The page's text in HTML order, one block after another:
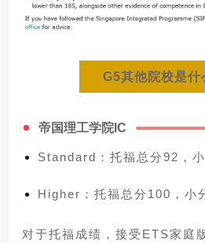
G5其他院校是什
帝国理工学院IC
Standard：托福总分92，
Higher：托福总分100，小
对于托福成绩，接受ETS家庭